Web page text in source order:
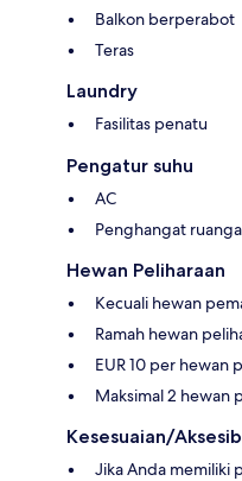
Balkon berperabot
Teras
Laundry
Fasilitas penatu
Pengatur suhu
AC
Penghangat
Hewan Peliharaan
Kecuali hewan
Ramah hewan
EUR 10 per hewan
Maksimal 2 hewan
Kesesuaian/
Jika Anda memiliki